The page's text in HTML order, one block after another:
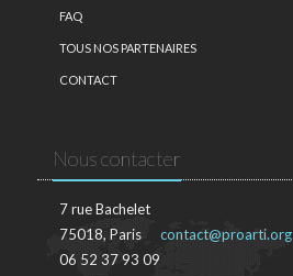
FAQ
TOUS NOS PARTENAIRES
CONTACT
Nous contacter
7 rue Bachelet
75018, Paris
06 52 37 93 09
contact@proarti.org